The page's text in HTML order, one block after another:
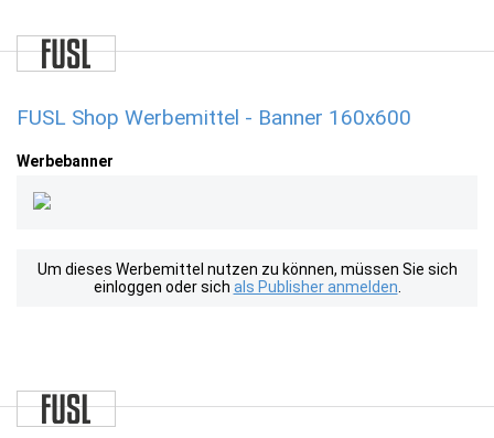
FUSL Shop Werbemittel - Banner 160x600
Werbebanner
Um dieses Werbemittel nutzen zu können, müssen Sie sich
einloggen oder sich als Publisher anmelden